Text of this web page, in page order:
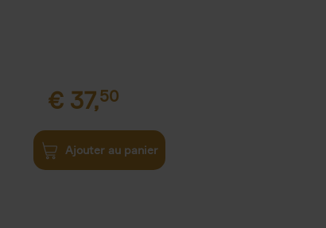
€ 37,50
Ajouter au panier